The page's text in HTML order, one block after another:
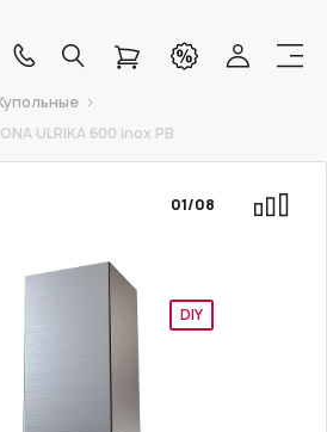
ULRIKA 600 inox PB
DIY
01/08